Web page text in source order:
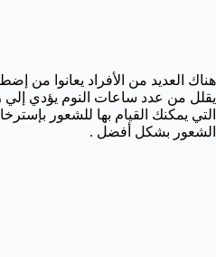
هناك العديد من الأفراد يعانوا من
يقلل من عدد ساعات النوم يؤدي إلي
التي يمكنك القيام بها للشعور
الشعور بشكل أفضل .